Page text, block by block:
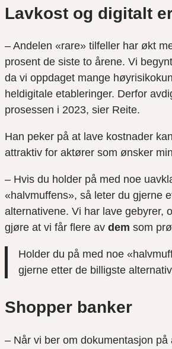
Lavkost og digitalt
– Andelen «rare» tilfeller har økt
prosent de siste to årene. Vi
da vi oppdaget mange
heldigitale etableringer. Derfor
prosessen i 2023, sier Reite.
Han peker på at lave kostnader
attraktiv for aktører som ønsker
– Hvis du holder på med noe
«halvmuffens», så leter du gjerne
alternativene. Vi har lave gebyrer,
gjøre at vi får flere av dem som
Holder du på med noe
gjerne etter de billigste
Shopper banker
– Når vi ber om dokumentasjon på